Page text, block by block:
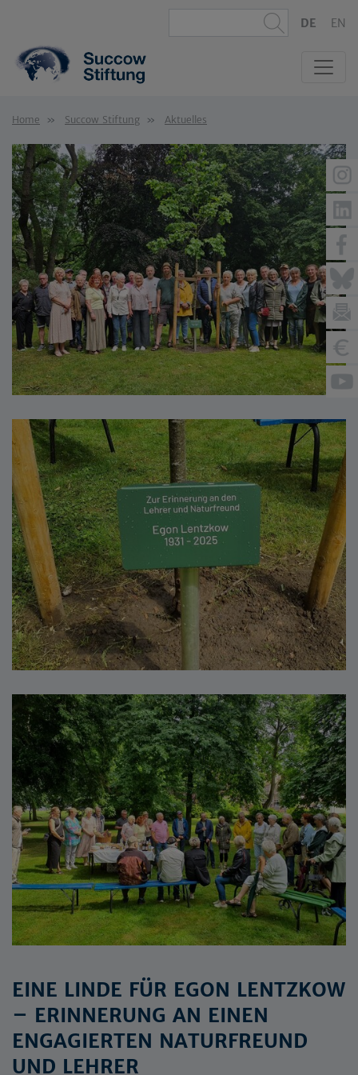
DE EN
Home Succow Stiftung Aktuelles
EINE LINDE FÜR EGON LENTZKOW
– ERINNERUNG AN EINEN
ENGAGIERTEN NATURFREUND
UND LEHRER